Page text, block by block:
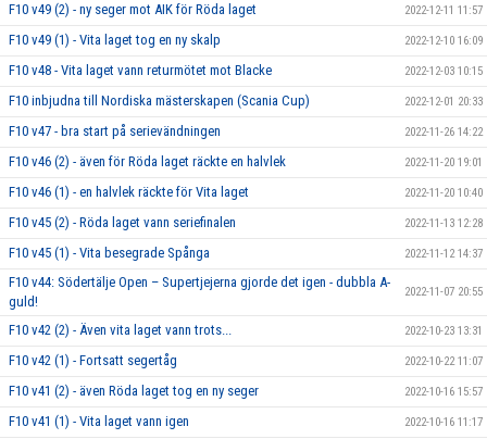
F10 v49 (2) - ny seger mot AIK för Röda laget 2022-12-11 11:57
F10 v49 (1) - Vita laget tog en ny skalp 2022-12-10 16:09
F10 v48 - Vita laget vann returmötet mot Blacke 2022-12-03 10:15
F10 inbjudna till Nordiska mästerskapen (Scania Cup) 2022-12-01 20:33
F10 v47 - bra start på serievändningen 2022-11-26 14:22
F10 v46 (2) - även för Röda laget räckte en halvlek 2022-11-20 19:01
F10 v46 (1) - en halvlek räckte för Vita laget 2022-11-20 10:40
F10 v45 (2) - Röda laget vann seriefinalen 2022-11-13 12:28
F10 v45 (1) - Vita besegrade Spånga 2022-11-12 14:37
F10 v44: Södertälje Open – Supertjejerna gjorde det igen - dubbla A-
guld!
2022-11-07 20:55
F10 v42 (2) - Även vita laget vann trots... 2022-10-23 13:31
F10 v42 (1) - Fortsatt segertåg 2022-10-22 11:07
F10 v41 (2) - även Röda laget tog en ny seger 2022-10-16 15:57
F10 v41 (1) - Vita laget vann igen 2022-10-16 11:17